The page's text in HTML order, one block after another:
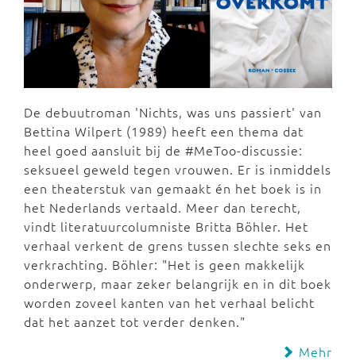
De debuutroman 'Nichts, was uns passiert' van
Bettina Wilpert (1989) heeft een thema dat
heel goed aansluit bij de #MeToo-discussie:
seksueel geweld tegen vrouwen. Er is inmiddels
een theaterstuk van gemaakt én het boek is in
het Nederlands vertaald. Meer dan terecht,
vindt literatuurcolumniste Britta Böhler. Het
verhaal verkent de grens tussen slechte seks en
verkrachting. Böhler: "Het is geen makkelijk
onderwerp, maar zeker belangrijk en in dit boek
worden zoveel kanten van het verhaal belicht
dat het aanzet tot verder denken."
Mehr